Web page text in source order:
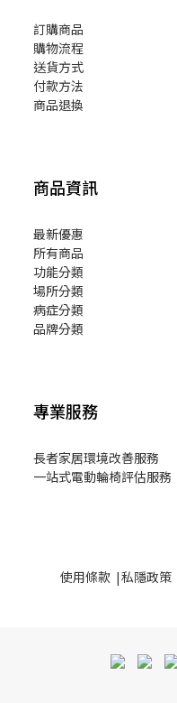
訂購商品
購物流程
送貨方式
付款方法
商品退換
商品資訊
最新優惠
所有商品
功能分類
場所分類
病症分類
品牌分類
專業服務
長者家居環境改善服務
一站式電動輪椅評估服務
使用條款 |私隱政策